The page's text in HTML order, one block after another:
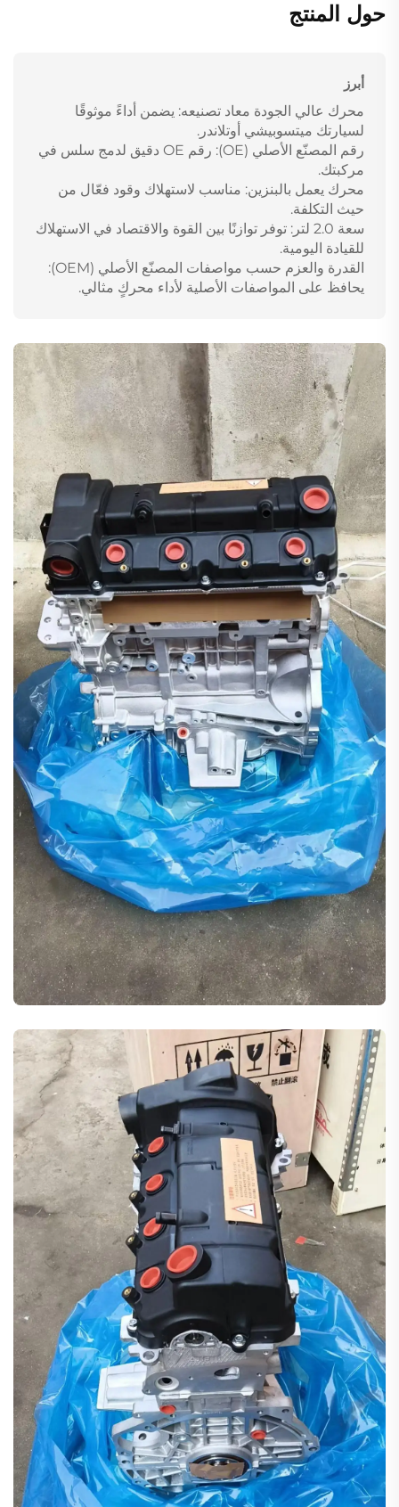
حول المنتج
أبرز
محرك عالي الجودة معاد تصنيعه: يضمن أداءً موثوقًا
لسيارتك ميتسوبيشي أوتلاندر.
رقم المصنّع الأصلي (OE): رقم OE دقيق لدمج سلس في
مركبتك.
محرك يعمل بالبنزين: مناسب لاستهلاك وقود فعّال من
حيث التكلفة.
سعة 2.0 لتر: توفر توازنًا بين القوة والاقتصاد في الاستهلاك
للقيادة اليومية.
القدرة والعزم حسب مواصفات المصنّع الأصلي (OEM):
يحافظ على المواصفات الأصلية لأداء محركٍ مثالي.